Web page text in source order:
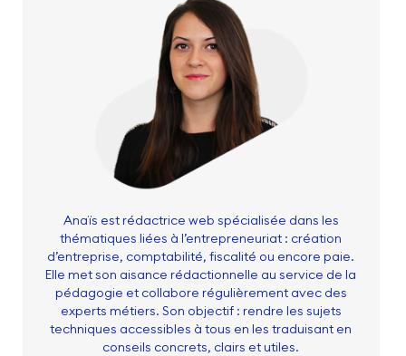
Anaïs est rédactrice web spécialisée dans les
thématiques liées à l’entrepreneuriat : création
d’entreprise, comptabilité, fiscalité ou encore paie.
Elle met son aisance rédactionnelle au service de la
pédagogie et collabore régulièrement avec des
experts métiers. Son objectif : rendre les sujets
techniques accessibles à tous en les traduisant en
conseils concrets, clairs et utiles.